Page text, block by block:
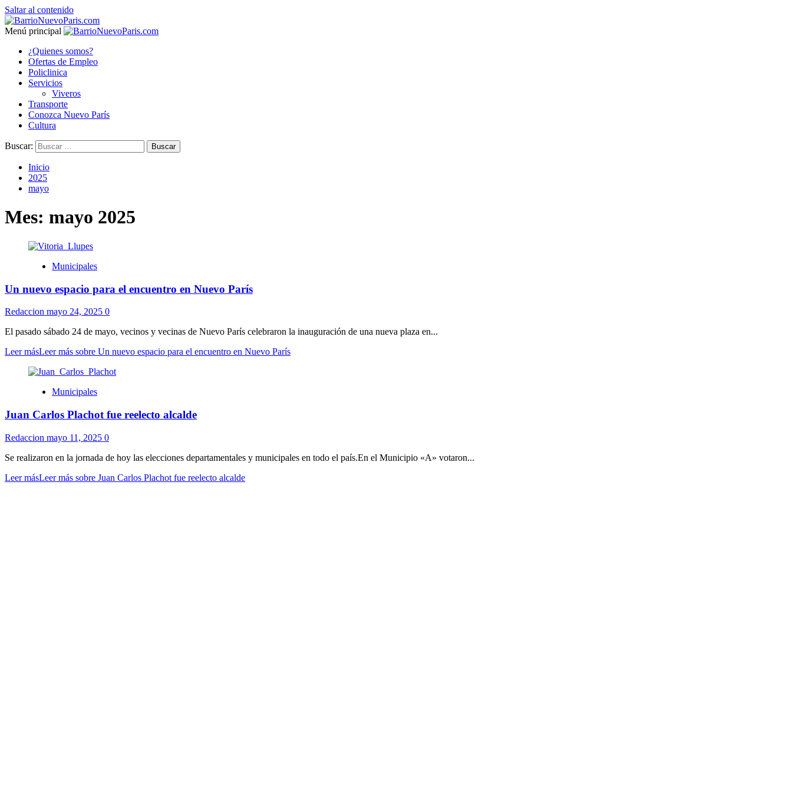
Saltar al contenido
Menú principal
¿Quienes somos?
Ofertas de Empleo
Policlinica
Servicios
Viveros
Transporte
Conozca Nuevo París
Cultura
Buscar:
Inicio
2025
mayo
Mes: mayo 2025
Municipales
Un nuevo espacio para el encuentro en Nuevo París
Redaccion mayo 24, 2025 0
El pasado sábado 24 de mayo, vecinos y vecinas de Nuevo París celebraron la inauguración de una nueva plaza en...
Leer másLeer más sobre Un nuevo espacio para el encuentro en Nuevo París
Municipales
Juan Carlos Plachot fue reelecto alcalde
Redaccion mayo 11, 2025 0
Se realizaron en la jornada de hoy las elecciones departamentales y municipales en todo el país.En el Municipio «A» votaron...
Leer másLeer más sobre Juan Carlos Plachot fue reelecto alcalde